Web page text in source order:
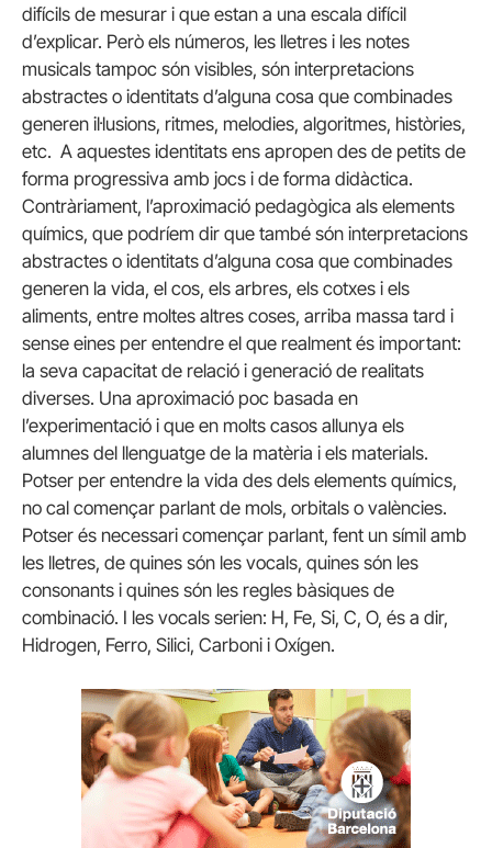
difícils de mesurar i que estan a una escala difícil
d’explicar. Però els números, les lletres i les notes
musicals tampoc són visibles, són interpretacions
abstractes o identitats d’alguna cosa que combinades
generen il·lusions, ritmes, melodies, algoritmes, històries,
etc. A aquestes identitats ens apropen des de petits de
forma progressiva amb jocs i de forma didàctica.
Contràriament, l’aproximació pedagògica als elements
químics, que podríem dir que també són interpretacions
abstractes o identitats d’alguna cosa que combinades
generen la vida, el cos, els arbres, els cotxes i els
aliments, entre moltes altres coses, arriba massa tard i
sense eines per entendre el que realment és important:
la seva capacitat de relació i generació de realitats
diverses. Una aproximació poc basada en
l’experimentació i que en molts casos allunya els
alumnes del llenguatge de la matèria i els materials.
Potser per entendre la vida des dels elements químics,
no cal començar parlant de mols, orbitals o valències.
Potser és necessari començar parlant, fent un símil amb
les lletres, de quines són les vocals, quines són les
consonants i quines són les regles bàsiques de
combinació. I les vocals serien: H, Fe, Si, C, O, és a dir,
Hidrogen, Ferro, Silici, Carboni i Oxígen.